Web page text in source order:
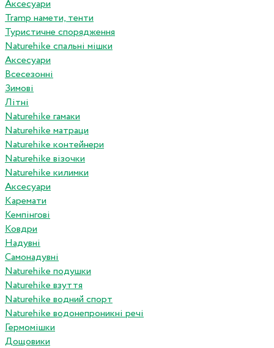
Аксесуари
Tramp намети, тенти
Туристичне спорядження
Naturehike спальні мішки
Аксесуари
Всесезонні
Зимові
Літні
Naturehike гамаки
Naturehike матраци
Naturehike контейнери
Naturehike візочки
Naturehike килимки
Аксесуари
Каремати
Кемпінгові
Ковдри
Надувні
Самонадувні
Naturehike подушки
Naturehike взуття
Naturehike водний спорт
Naturehike водонепроникні речі
Гермомішки
Дощовики